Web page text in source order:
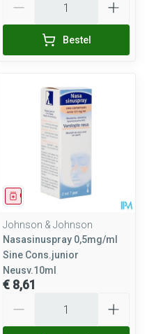
Bestel
Geneesmiddel
Johnson & Johnson
Nasasinuspray 0,5mg/ml
Sine Cons.junior
Neusv.10ml
€ 8,61